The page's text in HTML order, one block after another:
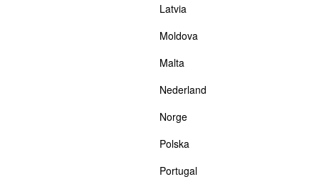
Latvia
Moldova
Malta
Nederland
Norge
Polska
Portugal